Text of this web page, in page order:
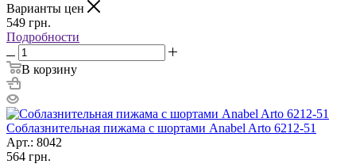
Варианты цен
549 грн.
Подробности
В корзину
Соблазнительная пижама с шортами Anabel Arto 6212-51
Арт.: 8042
564 грн.